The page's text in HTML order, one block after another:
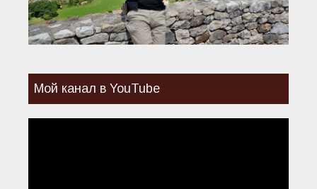
Мой канал в YouTube